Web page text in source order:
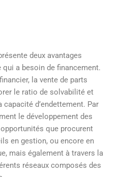
deux avantages
qui a besoin de financement.
la vente de parts
le ratio de solvabilité et
d’endettement. Par
le développement des
que procurent
en gestion, ou encore en
mais également à travers la
réseaux composés des